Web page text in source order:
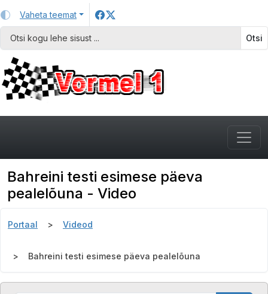
Vaheta teemat
Otsi
Bahreini testi esimese päeva
pealelõuna - Video
Portaal Videod
Bahreini testi esimese päeva pealelõuna